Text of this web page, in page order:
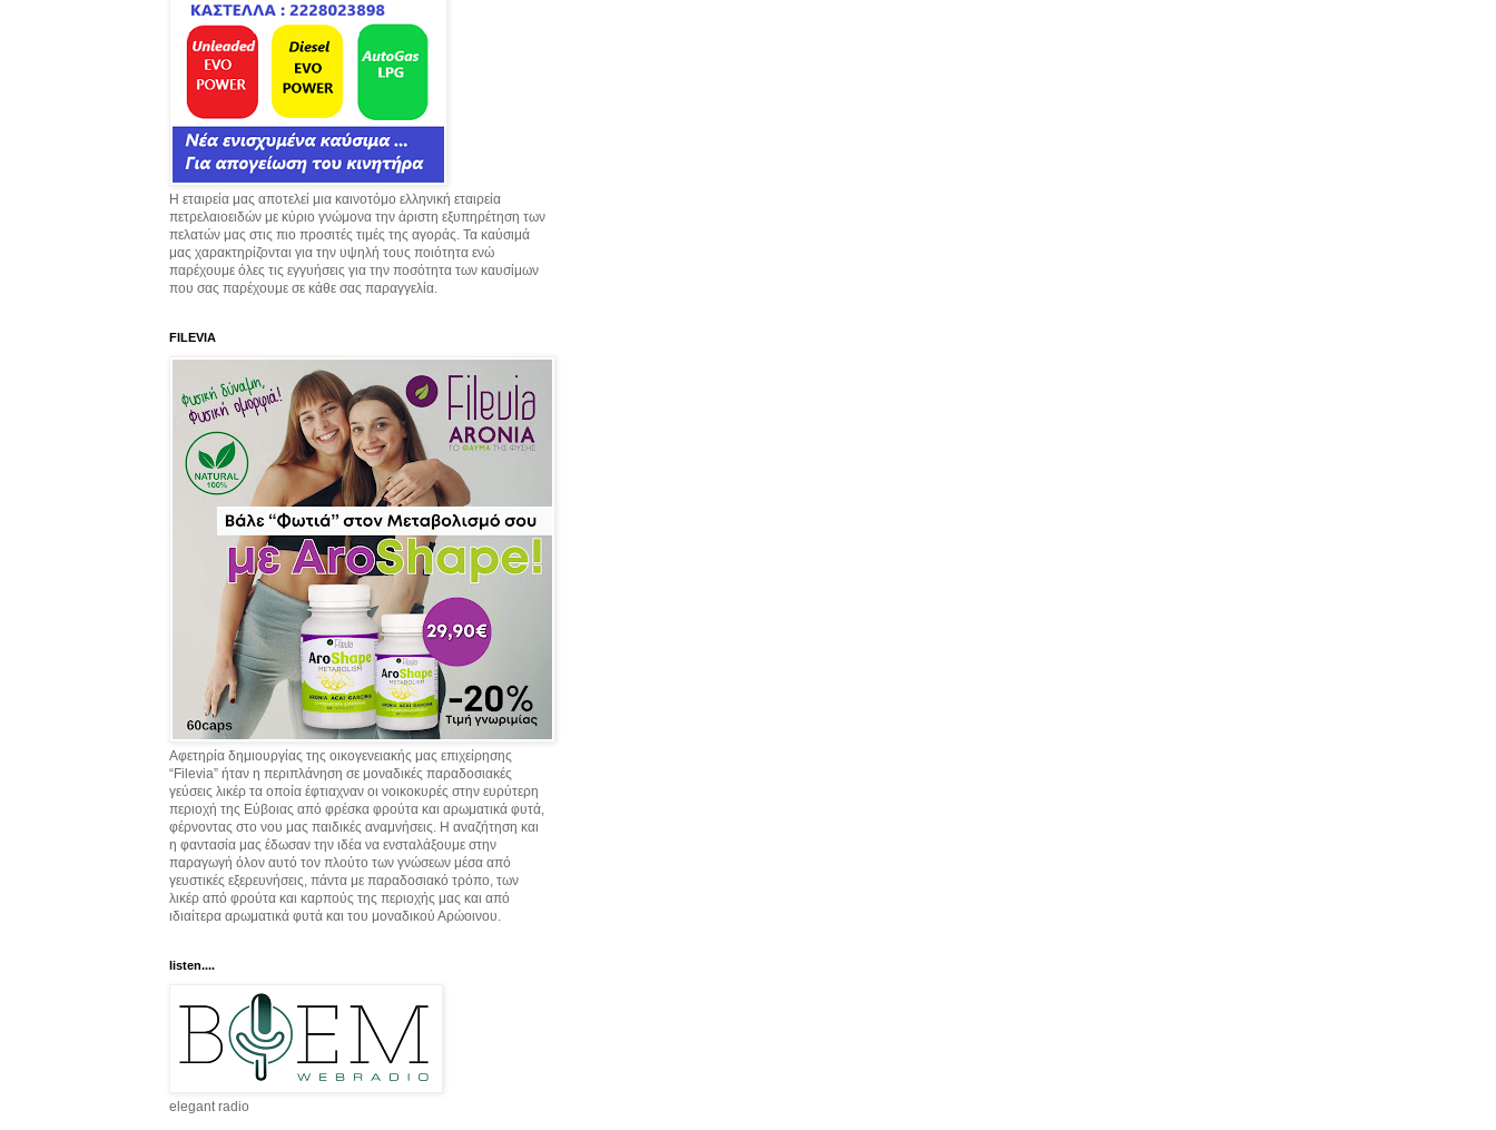
Η εταιρεία μας αποτελεί μια καινοτόμο ελληνική εταιρεία
πετρελαιοειδών με κύριο γνώμονα την άριστη εξυπηρέτηση των
πελατών μας στις πιο προσιτές τιμές της αγοράς. Τα καύσιμά
μας χαρακτηρίζονται για την υψηλή τους ποιότητα ενώ
παρέχουμε όλες τις εγγυήσεις για την ποσότητα των καυσίμων
που σας παρέχουμε σε κάθε σας παραγγελία.
FILEVIA
Αφετηρία δημιουργίας της οικογενειακής μας επιχείρησης
“Filevia” ήταν η περιπλάνηση σε μοναδικές παραδοσιακές
γεύσεις λικέρ τα οποία έφτιαχναν οι νοικοκυρές στην ευρύτερη
περιοχή της Εύβοιας από φρέσκα φρούτα και αρωματικά φυτά,
φέρνοντας στο νου μας παιδικές αναμνήσεις. Η αναζήτηση και
η φαντασία μας έδωσαν την ιδέα να ενσταλάξουμε στην
παραγωγή όλον αυτό τον πλούτο των γνώσεων μέσα από
γευστικές εξερευνήσεις, πάντα με παραδοσιακό τρόπο, των
λικέρ από φρούτα και καρπούς της περιοχής μας και από
ιδιαίτερα αρωματικά φυτά και του μοναδικού Αρώοινου.
listen....
elegant radio